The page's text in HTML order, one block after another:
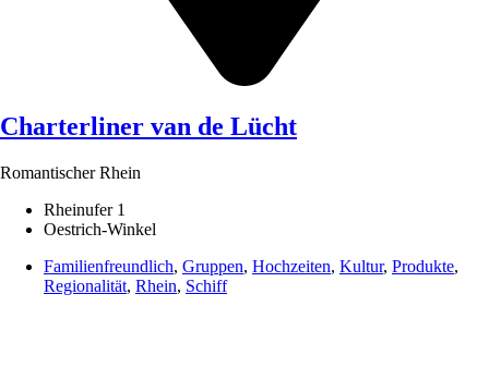
Charterliner van de Lücht
Romantischer Rhein
Rheinufer 1
Oestrich-Winkel
Familienfreundlich, Gruppen, Hochzeiten, Kultur, Produkte,
Regionalität, Rhein, Schiff